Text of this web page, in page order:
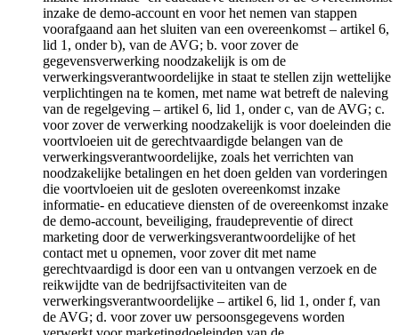
inzake de demo-account en voor het nemen van stappen
voorafgaand aan het sluiten van een overeenkomst – artikel 6,
lid 1, onder b), van de AVG; b. voor zover de
gegevensverwerking noodzakelijk is om de
verwerkingsverantwoordelijke in staat te stellen zijn wettelijke
verplichtingen na te komen, met name wat betreft de naleving
van de regelgeving – artikel 6, lid 1, onder c, van de AVG; c.
voor zover de verwerking noodzakelijk is voor doeleinden die
voortvloeien uit de gerechtvaardigde belangen van de
verwerkingsverantwoordelijke, zoals het verrichten van
noodzakelijke betalingen en het doen gelden van vorderingen
die voortvloeien uit de gesloten overeenkomst inzake
informatie- en educatieve diensten of de overeenkomst inzake
de demo-account, beveiliging, fraudepreventie of direct
marketing door de verwerkingsverantwoordelijke of het
contact met u opnemen, voor zover dit met name
gerechtvaardigd is door een van u ontvangen verzoek en de
reikwijdte van de bedrijfsactiviteiten van de
verwerkingsverantwoordelijke – artikel 6, lid 1, onder f, van
de AVG; d. voor zover uw persoonsgegevens worden